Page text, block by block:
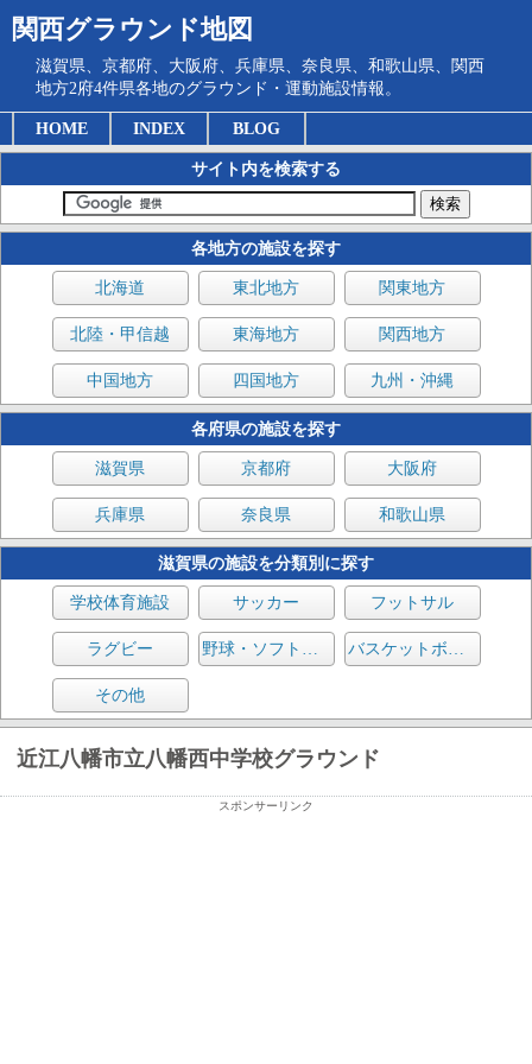
関西グラウンド地図
滋賀県、京都府、大阪府、兵庫県、奈良県、和歌山県、関西
地方2府4件県各地のグラウンド・運動施設情報。
HOME INDEX BLOG
サイト内を検索する
各地方の施設を探す
北海道 東北地方 関東地方
北陸・甲信越 東海地方 関西地方
中国地方 四国地方 九州・沖縄
各府県の施設を探す
滋賀県 京都府 大阪府
兵庫県 奈良県 和歌山県
滋賀県の施設を分類別に探す
学校体育施設 サッカー フットサル
ラグビー 野球・ソフトボール バスケットボール
その他
近江八幡市立八幡西中学校グラウンド
スポンサーリンク